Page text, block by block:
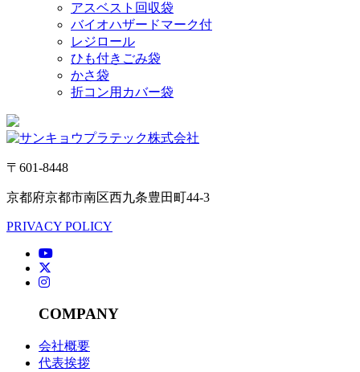
アスベスト回収袋
バイオハザードマーク付
レジロール
ひも付きごみ袋
かさ袋
折コン用カバー袋
〒601-8448
京都府京都市南区西九条豊田町44-3
PRIVACY POLICY
COMPANY
会社概要
代表挨拶